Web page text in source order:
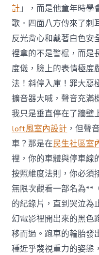
計」，而是他童年時學
歌。四面八方傳來了刺
反光背心和戴著白色安
裡拿的不是警棍，而是
度儀，臉上的表情極度
法！斜停入庫！罪大惡
擴音器大喊，聲音充滿
我只是垂直停在了牆壁
loft風室內設計 ，但聲
車？那是在民生社區室
裡，你的車體與停車
按照維度法則，你必須
無限次觀看一部名為**
的紀錄片，直到哭泣為
幻電影裡開出來的黑色
移而過。跑車的輪胎發
種近乎蔑視重力的姿態